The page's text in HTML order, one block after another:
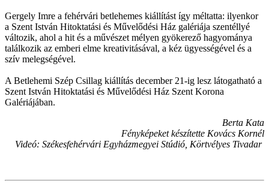
Gergely Imre a fehérvári betlehemes kiállítást így méltatta: ilyenkor
a Szent István Hitoktatási és Művelődési Ház galériája szentéllyé
változik, ahol a hit és a művészet mélyen gyökerező hagyománya
találkozik az emberi elme kreativitásával, a kéz ügyességével és a
szív melegségével.
A Betlehemi Szép Csillag kiállítás december 21-ig lesz látogatható a
Szent István Hitoktatási és Művelődési Ház Szent Korona
Galériájában.
Berta Kata
Fényképeket készítette Kovács Kornél
Videó: Székesfehérvári Egyházmegyei Stúdió, Körtvélyes Tivadar